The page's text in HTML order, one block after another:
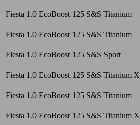
Fiesta 1.0 EcoBoost 125 S&S Titanium
Fiesta 1.0 EcoBoost 125 S&S Titanium
Fiesta 1.0 EcoBoost 125 S&S Sport
Fiesta 1.0 EcoBoost 125 S&S Titanium X
Fiesta 1.0 EcoBoost 125 S&S Titanium
Fiesta 1.0 EcoBoost 125 S&S Titanium X